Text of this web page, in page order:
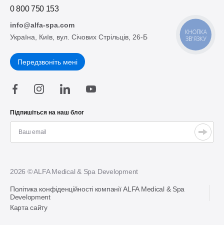
0 800 750 153
info@alfa-spa.com
Україна, Київ, вул. Січових Стрільців, 26-Б
Передзвоніть мені
Підпишіться на наш блог
2026 © ALFA Medical & Spa Development
Політика конфіденційності компанії ALFA Medical & Spa
Development
Карта сайту
КНОПКА
ЗВ'ЯЗКУ